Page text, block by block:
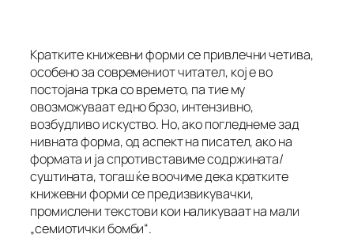
Кратките книжевни форми се привлечни четива,
особено за современиот читател, кој е во
постојана трка со времето, па тие му
овозможуваат едно брзо, интензивно,
возбудливо искуство. Но, ако погледнеме зад
нивната форма, од аспект на писател, ако на
формата и ја спротивставиме содржината/
суштината, тогаш ќе воочиме дека кратките
книжевни форми се предизвикувачки,
промислени текстови кои наликуваат на мали
„семиотички бомби“.